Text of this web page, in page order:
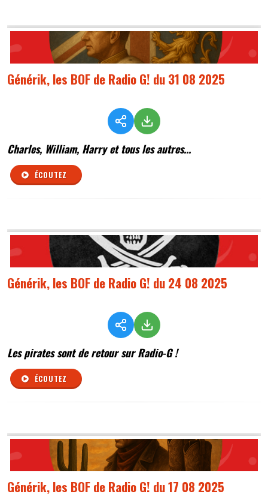
Générik, les BOF de Radio G! du 31 08 2025
Charles, William, Harry et tous les autres...
ÉCOUTEZ
Générik, les BOF de Radio G! du 24 08 2025
Les pirates sont de retour sur Radio-G !
ÉCOUTEZ
Générik, les BOF de Radio G! du 17 08 2025